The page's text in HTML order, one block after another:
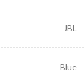
JBL
Blue